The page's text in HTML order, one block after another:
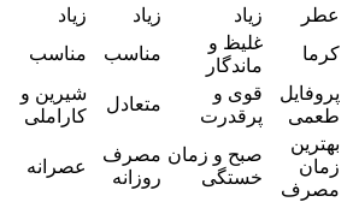
عطر
زیاد زیاد زیاد
کرما
غلیظ و
ماندگار
مناسب مناسب
پروفایل
طعمی
قوی و
پرقدرت
متعادل
شیرین و
کاراملی
بهترین
زمان
مصرف
صبح و زمان
خستگی
مصرف
روزانه
عصرانه